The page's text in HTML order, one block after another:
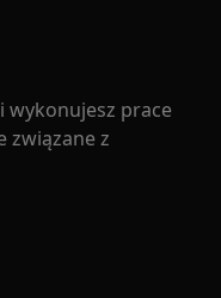
wykonujesz prace
związane z